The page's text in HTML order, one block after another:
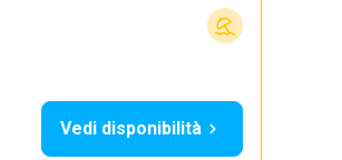
Vedi disponibilità